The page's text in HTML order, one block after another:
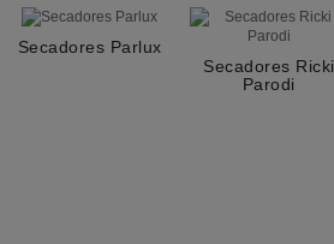
Secadores Parlux
Secadores Ricki
Parodi